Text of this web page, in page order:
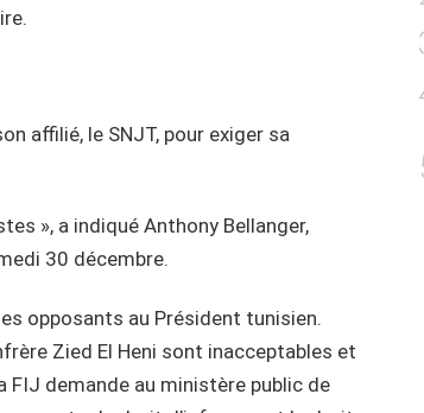
affilié, le SNJT, pour exiger sa
», a indiqué Anthony Bellanger,
30 décembre.
opposants au Président tunisien.
Zied El Heni sont inacceptables et
FIJ demande au ministère public de